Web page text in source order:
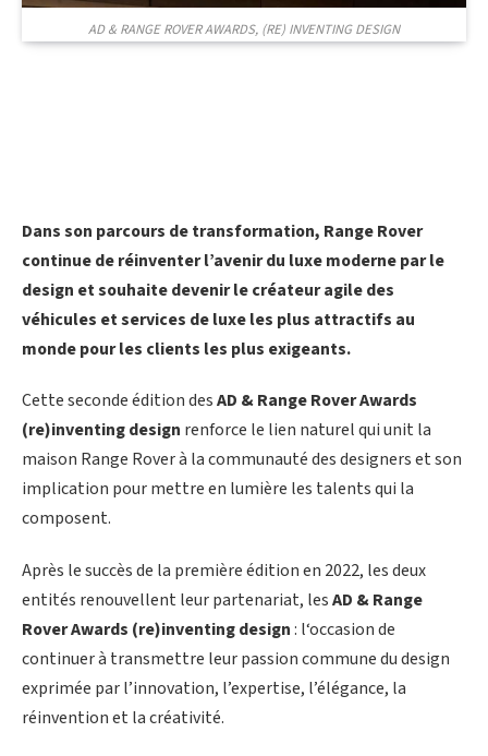
AD & RANGE ROVER AWARDS, (RE) INVENTING DESIGN
Dans son parcours de transformation, Range Rover
continue de réinventer l’avenir du luxe moderne par le
design et souhaite devenir le créateur agile des
véhicules et services de luxe les plus attractifs au
monde pour les clients les plus exigeants.
Cette seconde édition desAD & Range Rover Awards
(re)inventing design renforce le lien naturel qui unit la
maison Range Rover à la communauté des designers et son
implication pour mettre en lumière les talents qui la
composent.
Après le succès de la première édition en 2022, les deux
entités renouvellent leur partenariat, lesAD & Range
Rover Awards (re)inventing design: l‘occasion de
continuer à transmettre leur passion commune du design
exprimée par l’innovation, l’expertise, l’élégance, la
réinvention et la créativité.